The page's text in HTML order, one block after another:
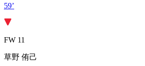
59’
FW 11
草野 侑己